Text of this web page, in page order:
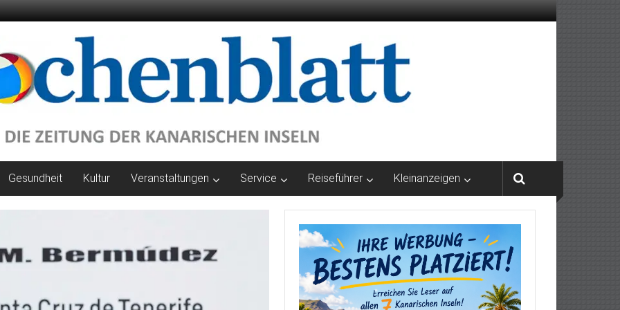
Gesundheit Kultur Veranstaltungen Service Reiseführer Kleinanzeigen